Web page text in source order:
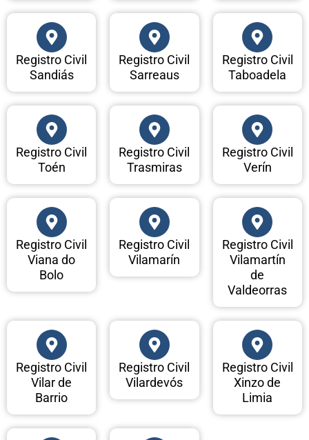
Registro Civil
Sandiás
Registro Civil
Sarreaus
Registro Civil
Taboadela
Registro Civil
Toén
Registro Civil
Trasmiras
Registro Civil
Verín
Registro Civil
Viana do
Bolo
Registro Civil
Vilamarín
Registro Civil
Vilamartín
de
Valdeorras
Registro Civil
Vilar de
Barrio
Registro Civil
Vilardevós
Registro Civil
Xinzo de
Limia